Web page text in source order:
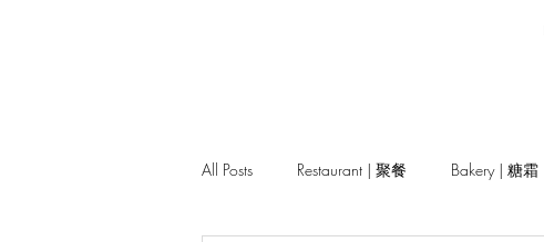
All Posts Restaurant | 聚餐 Bakery | 糖霜